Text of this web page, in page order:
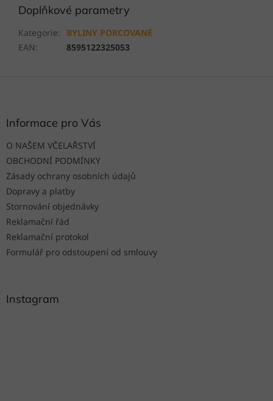
Doplňkové parametry
Kategorie:
BYLINY PORCOVANÉ
EAN: 8595122325053
Informace pro Vás
O NAŠEM VČELAŘSTVÍ
OBCHODNÍ PODMÍNKY
Zásady ochrany osobních údajů
Dopravy a platby
Stornování objednávky
Reklamační řád
Reklamační protokol
Formulář pro odstoupení od smlouvy
Instagram